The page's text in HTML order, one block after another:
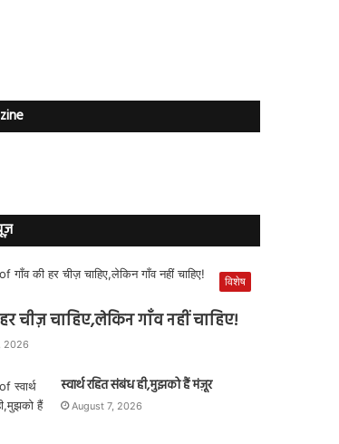
विशेष
चीज़ चाहिए,लेकिन गाँव नहीं चाहिए!
2026
स्वार्थ रहित संबंध ही,मुझको हैं मंज़ूर
August 7, 2026